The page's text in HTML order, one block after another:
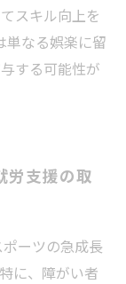
スキル向上を
単なる娯楽に留
する可能性が
労支援の取
ーツの急成長
に、障がい者